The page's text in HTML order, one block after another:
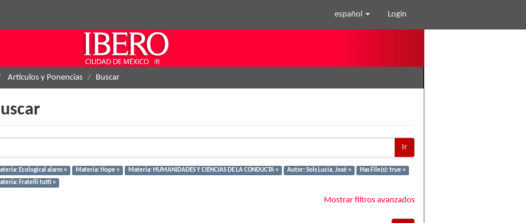
español Login
Artículos y Ponencias Buscar
Ir
Ecological alarm × Materia: Hope × Materia: HUMANIDADES Y CIENCIAS DE LA CONDUCTA × Autor: Sols Lucia, José ×
Has File(s): true ×
Fratelli tutti ×
Mostrar filtros avanzados